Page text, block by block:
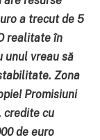
a trecut de 5
realitate în
unul vreau să
Zona
Promisiuni
credite cu
de euro